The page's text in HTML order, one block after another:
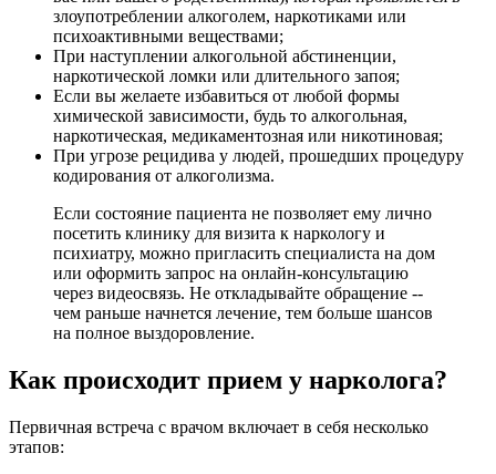
злоупотреблении алкоголем, наркотиками или
психоактивными веществами;
При наступлении алкогольной абстиненции,
наркотической ломки или длительного запоя;
Если вы желаете избавиться от любой формы
химической зависимости, будь то алкогольная,
наркотическая, медикаментозная или никотиновая;
При угрозе рецидива у людей, прошедших процедуру
кодирования от алкоголизма.
Если состояние пациента не позволяет ему лично
посетить клинику для визита к наркологу и
психиатру, можно пригласить специалиста на дом
или оформить запрос на онлайн-консультацию
через видеосвязь. Не откладывайте обращение --
чем раньше начнется лечение, тем больше шансов
на полное выздоровление.
Как происходит прием у нарколога?
Первичная встреча с врачом включает в себя несколько
этапов: